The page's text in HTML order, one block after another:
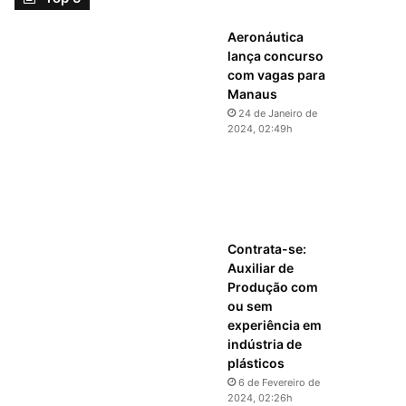
Aeronáutica
lança concurso
com vagas para
Manaus
24 de Janeiro de
2024, 02:49h
Contrata-se:
Auxiliar de
Produção com
ou sem
experiência em
indústria de
plásticos
6 de Fevereiro de
2024, 02:26h